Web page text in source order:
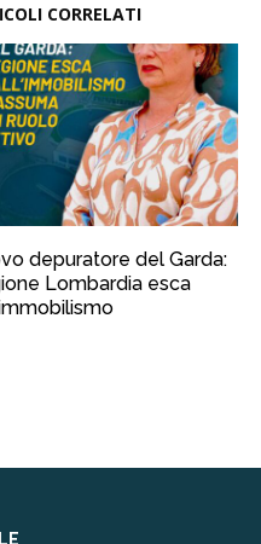
CORRELATI
depuratore del Garda:
Lombardia esca